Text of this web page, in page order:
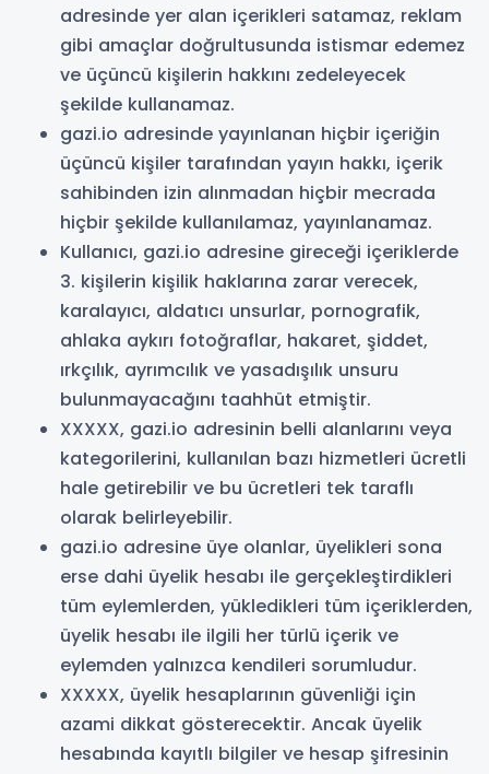
adresinde yer alan içerikleri satamaz, reklam
gibi amaçlar doğrultusunda istismar edemez
ve üçüncü kişilerin hakkını zedeleyecek
şekilde kullanamaz.
gazi.io adresinde yayınlanan hiçbir içeriğin
üçüncü kişiler tarafından yayın hakkı, içerik
sahibinden izin alınmadan hiçbir mecrada
hiçbir şekilde kullanılamaz, yayınlanamaz.
Kullanıcı, gazi.io adresine gireceği içeriklerde
3. kişilerin kişilik haklarına zarar verecek,
karalayıcı, aldatıcı unsurlar, pornografik,
ahlaka aykırı fotoğraflar, hakaret, şiddet,
ırkçılık, ayrımcılık ve yasadışılık unsuru
bulunmayacağını taahhüt etmiştir.
XXXXX, gazi.io adresinin belli alanlarını veya
kategorilerini, kullanılan bazı hizmetleri ücretli
hale getirebilir ve bu ücretleri tek taraflı
olarak belirleyebilir.
gazi.io adresine üye olanlar, üyelikleri sona
erse dahi üyelik hesabı ile gerçekleştirdikleri
tüm eylemlerden, yükledikleri tüm içeriklerden,
üyelik hesabı ile ilgili her türlü içerik ve
eylemden yalnızca kendileri sorumludur.
XXXXX, üyelik hesaplarının güvenliği için
azami dikkat gösterecektir. Ancak üyelik
hesabında kayıtlı bilgiler ve hesap şifresinin